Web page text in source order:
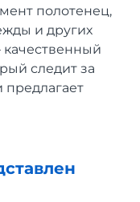
полотенец,
и других
качественный
следит за